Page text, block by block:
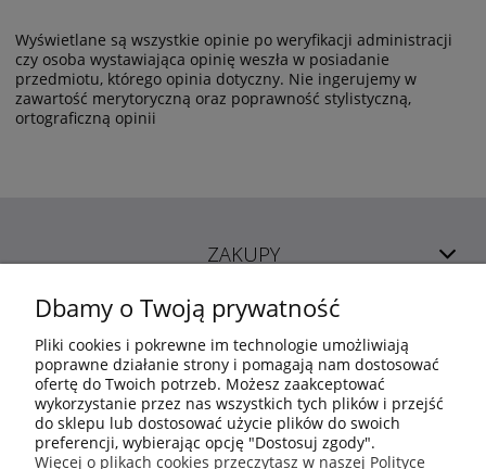
Wyświetlane są wszystkie opinie po weryfikacji administracji
czy osoba wystawiająca opinię weszła w posiadanie
przedmiotu, którego opinia dotyczny. Nie ingerujemy w
zawartość merytoryczną oraz poprawność stylistyczną,
ortograficzną opinii
ZAKUPY
POMOC
MOJE KONTO
INFORMACJE
Dbamy o Twoją prywatność
Pliki cookies i pokrewne im technologie umożliwiają
poprawne działanie strony i pomagają nam dostosować
ofertę do Twoich potrzeb. Możesz zaakceptować
wykorzystanie przez nas wszystkich tych plików i przejść
do sklepu lub dostosować użycie plików do swoich
preferencji, wybierając opcję "Dostosuj zgody".
Więcej o plikach cookies przeczytasz w naszej Polityce